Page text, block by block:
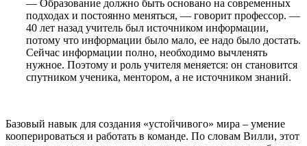
— Образование должно быть основано на современных
подходах и постоянно меняться, — говорит профессор. —
40 лет назад учитель был источником информации,
потому что информации было мало, ее надо было достать.
Сейчас информации полно, необходимо вычленять
нужное. Поэтому и роль учителя меняется: он становится
спутником ученика, ментором, а не источником знаний.
Базовый навык для создания «устойчивого» мира – умение
кооперироваться и работать в команде. По словам Вилли, этот